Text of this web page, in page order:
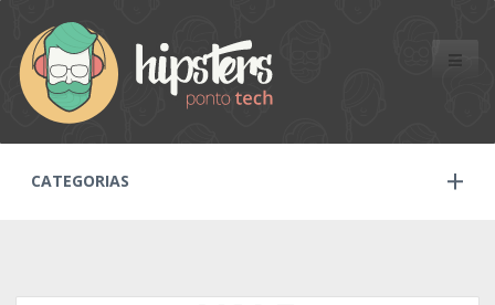
Toggle
CATEGORIAS